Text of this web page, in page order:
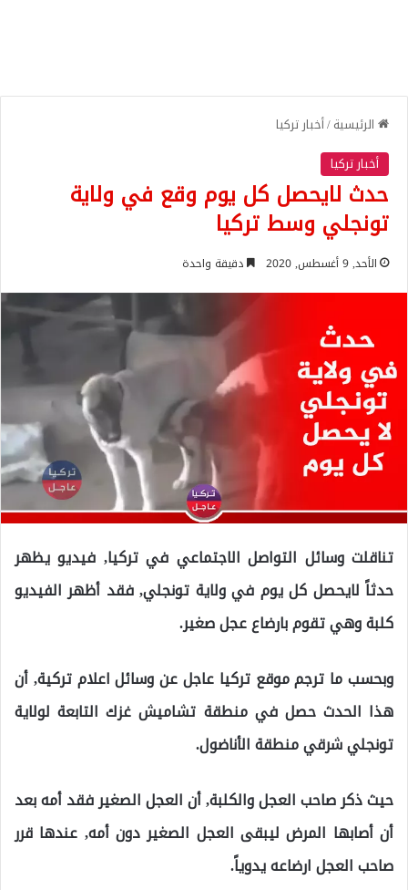
الرئيسية/أخبار تركيا
أخبار تركيا
حدث لايحصل كل يوم وقع في ولاية
تونجلي وسط تركيا
الأحد, 9 أغسطس, 2020 دقيقة واحدة
تناقلت وسائل التواصل الاجتماعي في تركيا, فيديو يظهر
حدثاً لايحصل كل يوم في ولاية تونجلي, فقد أظهر الفيديو
كلبة وهي تقوم بارضاع عجل صغير.
وبحسب ما ترجم موقع تركيا عاجل عن وسائل اعلام تركية, أن
هذا الحدث حصل في منطقة تشاميش غزك التابعة لولاية
تونجلي شرقي منطقة الأناضول.
حيث ذكر صاحب العجل والكلبة, أن العجل الصغير فقد أمه بعد
أن أصابها المرض ليبقى العجل الصغير دون أمه, عندها قرر
صاحب العجل ارضاعه يدوياً.